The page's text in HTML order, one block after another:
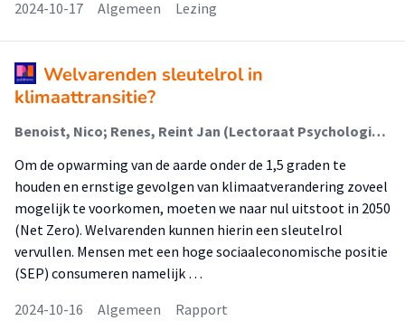
2024-10-17
Algemeen Lezing
Welvarenden sleutelrol in
klimaattransitie?
Benoist, Nico; Renes, Reint Jan (Lectoraat Psychologie Voor Een Duurzame Stad)
Om de opwarming van de aarde onder de 1,5 graden te
houden en ernstige gevolgen van klimaatverandering zoveel
mogelijk te voorkomen, moeten we naar nul uitstoot in 2050
(Net Zero). Welvarenden kunnen hierin een sleutelrol
vervullen. Mensen met een hoge sociaaleconomische positie
(SEP) consumeren namelijk …
2024-10-16
Algemeen Rapport